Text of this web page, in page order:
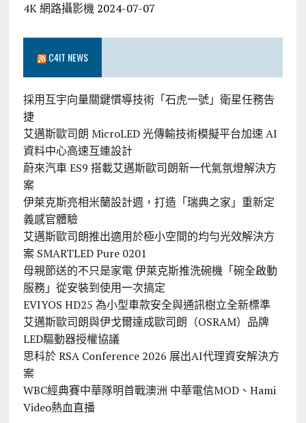
4K 網路攝影機 2024-07-07
C4IT NEWS
採用互宇向量關鍵慣導技術「石虎一號」衛星任務告
捷
艾邁斯歐司朗 MicroLED 光傳輸技術模擬平台加速 AI
資料中心高速互連設計
蔚來汽車 ES9 搭載艾邁斯歐司朗新一代氣氛燈解決方
案
伊萊克斯亮相米蘭設計週，打造「瑞典之家」重新定
義感官體驗
艾邁斯歐司朗推出適用於極小空間的均勻光效解決方
案 SMARTLED Pure 0201
母親節送的不只是家電 伊萊克斯推洗碗機「碗全啟動
服務」從安裝到使用一次搞定
EVIYOS HD25 為小型車款安全與通訊樹立全新標準
艾邁斯歐司朗與伊戈爾達成歐司朗（OSRAM）品牌
LED驅動器授權協議
思科於 RSA Conference 2026 展出AI代理資安解決方
案
WBC經典賽中華隊明首戰澳洲 中華電信MOD、Hami
Video熱血直播